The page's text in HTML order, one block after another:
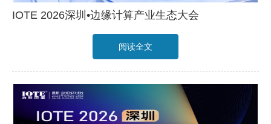
IOTE 2026深圳•边缘计算产业生态大会
阅读全文